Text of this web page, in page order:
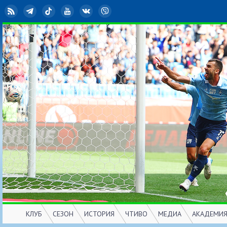
RSS TelegramTikTok YouTubeВКонтакте
КЛУБ
СЕЗОН
ИСТОРИЯ
ЧТИВО
МЕДИА
АКАДЕМИЯ